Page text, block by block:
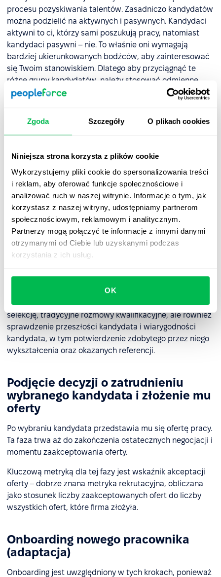
Zgoda Szczegóły O plikach cookies
Niniejsza strona korzysta z plików cookie
Wykorzystujemy pliki cookie do spersonalizowania treści
i reklam, aby oferować funkcje społecznościowe i
analizować ruch w naszej witrynie. Informacje o tym, jak
korzystasz z naszej witryny, udostępniamy partnerom
społecznościowym, reklamowym i analitycznym.
Partnerzy mogą połączyć te informacje z innymi danymi
otrzymanymi od Ciebie lub uzyskanymi podczas
korzystania z ich usług.
OK
procesu pozyskiwania talentów. Zasadniczo kandydatów
można podzielić na aktywnych i pasywnych. Kandydaci
aktywni to ci, którzy sami poszukują pracy, natomiast
kandydaci pasywni – nie. To właśnie oni wymagają
bardziej ukierunkowanych bodźców, aby zainteresować
się Twoim stanowiskiem. Dlatego aby przyciągnąć te
różne grupy kandydatów, należy stosować odmienne
metody ich pozyskiwania (np. stosować różne kanały
Niezależnie od tego, czy kandydat jest aktywny, czy
pasywny, należy dokładnie prześledzić, dlaczego w ogóle
pierwszym kontakcie oraz dlaczego, w niektórych
przypadkach, nie chce kontynuować procesu rekrutacji.
Etap poszukiwania kandydatów pozwoli Ci dowiedzieć
się również, czy opis stanowiska jest poprawny, czy też
istnieją jakieś niuanse utrudniające jego zrozumienie,
które mogłeś przeoczyć.
Organizacja rekrutacji i selekcja
Kiedy ktoś odpowiada na ogłoszenie o pracę,
uruchamiane są metody selekcji. Obejmują one: wstępną
selekcję, tradycyjne rozmowy kwalifikacyjne, ale również
sprawdzenie przeszłości kandydata i wiarygodności
kandydata, w tym potwierdzenie zdobytego przez niego
wykształcenia oraz okazanych referencji.
Podjęcie decyzji o zatrudnieniu
wybranego kandydata i złożenie mu
oferty
Po wybraniu kandydata przedstawia mu się ofertę pracy.
Ta faza trwa aż do zakończenia ostatecznych negocjacji i
momentu zaakceptowania oferty.
Kluczową metryką dla tej fazy jest wskaźnik akceptacji
oferty – dobrze znana metryka rekrutacyjna, obliczana
jako stosunek liczby zaakceptowanych ofert do liczby
wszystkich ofert, które firma złożyła.
Onboarding nowego pracownika
(adaptacja)
Onboarding jest uwzględniony w tych krokach, ponieważ